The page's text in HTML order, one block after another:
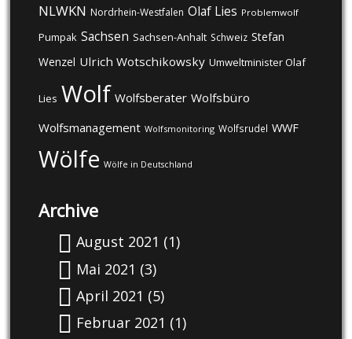
NLWKN Nordrhein-Westfalen Olaf Lies Problemwolf
Pumpak Sachsen Sachsen-Anhalt Schweiz Stefan
Wenzel Ulrich Wotschikowsky Umweltminister Olaf
Lies Wolf Wolfsberater Wolfsbüro
Wolfsmanagement Wolfsmonitoring Wolfsrudel WWF
Wölfe Wölfe in Deutschland
Archive
August 2021 (1)
Mai 2021 (3)
April 2021 (5)
Februar 2021 (1)